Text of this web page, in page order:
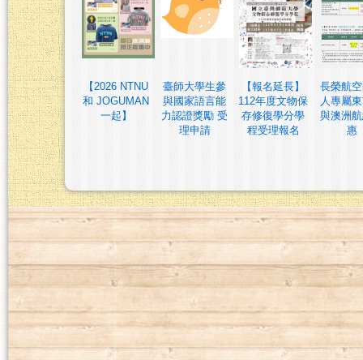
【2026 NTNU
和 JOGUMAN
一起】
臺師大學生參
與國家語言能
力認證獎勵 受
理申請
【報名延長】
112年度文物保
存修復學分學
程受理報名
長榮航
人專屬
與澳洲
惠